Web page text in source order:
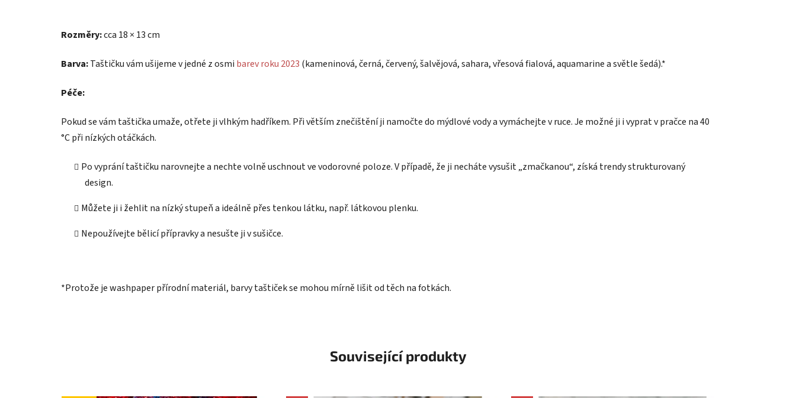
Rozměry:cca 18 × 13 cm
Barva:Taštičku vám ušijeme v jedné z osmi barev roku 2023 (kameninová, černá, červený, šalvějová, sahara, vřesová fialová, aquamarine a světle šedá).*
Péče:
Pokud se vám taštička umaže, otřete ji vlhkým hadříkem. Při větším znečištění ji namočte do mýdlové vody a vymáchejte v ruce. Je možné ji i vyprat v pračce na 40
°C při nízkých otáčkách.
Po vyprání taštičku narovnejte a nechte volně uschnout ve vodorovné poloze. V případě, že ji necháte vysušit „zmačkanou“, získá trendy strukturovaný
design.
Můžete ji i žehlit na nízký stupeň a ideálně přes tenkou látku, např. látkovou plenku.
Nepoužívejte bělicí přípravky a nesušte ji v sušičce.
*Protože je washpaper přírodní materiál, barvy taštiček se mohou mírně lišit od těch na fotkách.
Související produkty